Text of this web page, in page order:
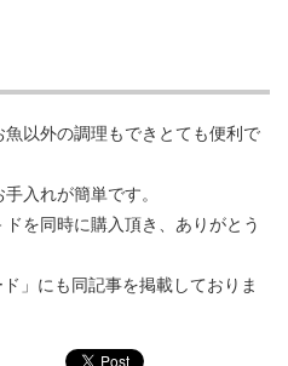
以外の調理もできとても便利で
入れが簡単です。
を同時に購入頂き、ありがとう
」にも同記事を掲載しておりま